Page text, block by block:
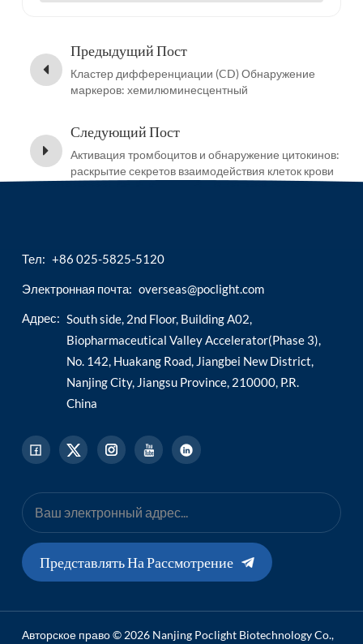
Предыдущий Пост
Кластер дифференциации (CD) Обнаружение
маркеров: хемилюминесцентный
Следующий Пост
Активация тромбоцитов и обнаружение цитокинов:
раскрытие секретов взаимодействия клеток крови
Тел: +86 025-5825-5120
Электронная почта: overseas@poclight.com
Адрес: South side, 2nd Floor, Building A02,
Biopharmaceutical Valley Accelerator(Phase 3),
No. 142, Huakang Road, Jiangbei New District,
Nanjing City, Jiangsu Province, 210000, P.R.
China
Представлять На Рассмотрение
Авторское право © 2026 Nanjing Poclight Biotechnology Co.,